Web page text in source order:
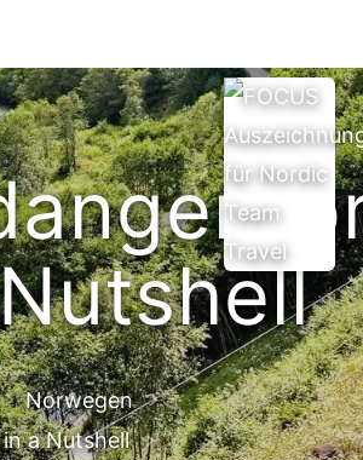
Norwegen
a Nutshell